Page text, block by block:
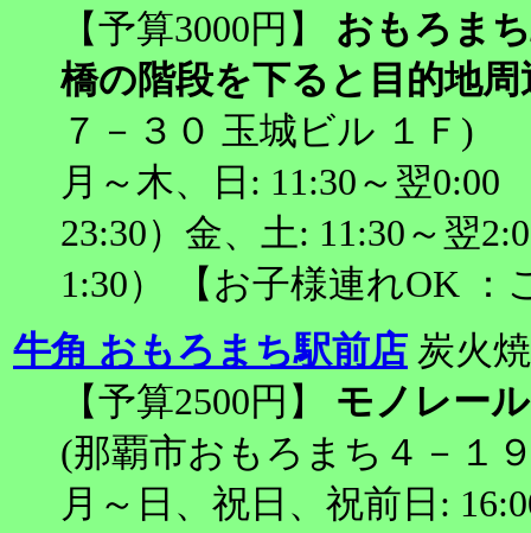
【予算3000円】 おもろま
橋の階段を下ると目的地
７－３０ 玉城ビル １Ｆ)
月～木、日: 11:30～翌0:00
23:30）金、土: 11:30～翌
1:30） 【お子様連れOK
牛角 おもろまち駅前店 炭火
【予算2500円】 モノレー
(那覇市おもろまち４－１
月～日、祝日、祝前日: